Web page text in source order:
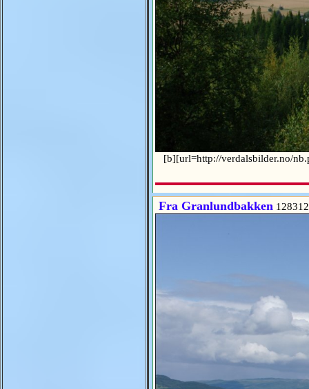
[b][url=http://verdalsbilder.no/
Fra Granlundbakken